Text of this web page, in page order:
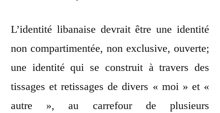
L’identité libanaise devrait être une identité
non compartimentée, non exclusive, ouverte;
une identité qui se construit à travers des
tissages et retissages de divers « moi » et «
autre », au carrefour de plusieurs